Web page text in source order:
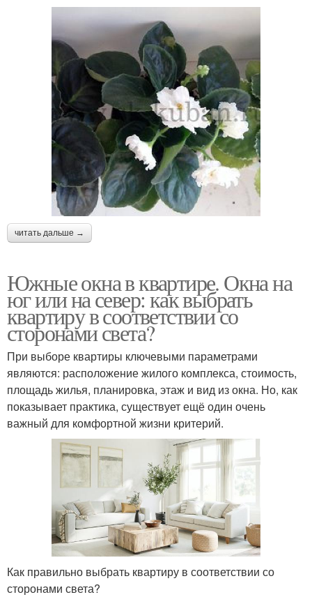
читать дальше →
Южные окна в квартире. Окна на
юг или на север: как выбрать
квартиру в соответствии со
сторонами света?
При выборе квартиры ключевыми параметрами
являются: расположение жилого комплекса, стоимость,
площадь жилья, планировка, этаж и вид из окна. Но, как
показывает практика, существует ещё один очень
важный для комфортной жизни критерий.
Как правильно выбрать квартиру в соответствии со
сторонами света?